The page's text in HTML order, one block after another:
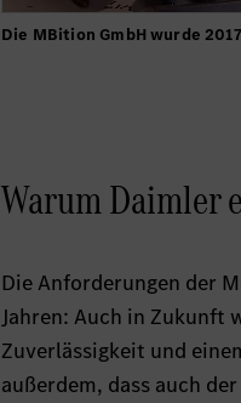
Die MBition GmbH wurde
Warum Daimler
Die Anforderungen der
Jahren: Auch in Zukunft
Zuverlässigkeit und
außerdem, dass auch